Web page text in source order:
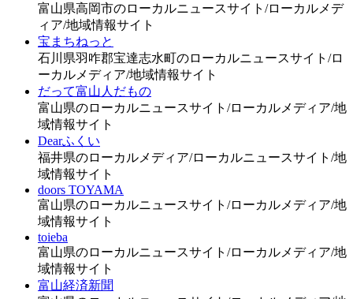
富山県高岡市のローカルニュースサイト/ローカルメデ
ィア/地域情報サイト
宝まちねっと
石川県羽咋郡宝達志水町のローカルニュースサイト/ロ
ーカルメディア/地域情報サイト
だって富山人だもの
富山県のローカルニュースサイト/ローカルメディア/地
域情報サイト
Dearふくい
福井県のローカルメディア/ローカルニュースサイト/地
域情報サイト
doors TOYAMA
富山県のローカルニュースサイト/ローカルメディア/地
域情報サイト
toieba
富山県のローカルニュースサイト/ローカルメディア/地
域情報サイト
富山経済新聞